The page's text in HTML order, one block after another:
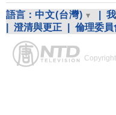
語言： 中文(台灣)
澄清與更正 倫理委員